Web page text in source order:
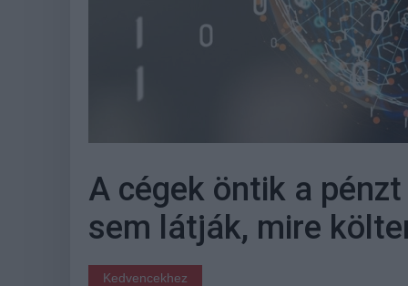
A cégek öntik a
sem látják, mire
Kedvencekhez